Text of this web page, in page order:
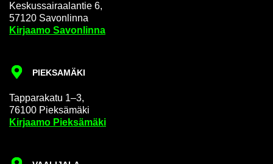
Kes­kus­sai­raa­lan­tie 6,
57120 Sa­von­lin­na
Kir­jaa­mo Sa­von­lin­na
PIEK­SA­MÄ­KI
Tap­pa­ra­ka­tu 1–3,
76100 Piek­sä­mä­ki
Kir­jaa­mo Piek­sä­mä­ki